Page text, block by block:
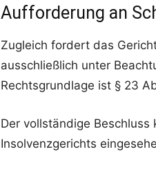
Aufforderung an
Zugleich fordert das
ausschließlich unter
Rechtsgrundlage ist § 23
Der vollständige
Insolvenzgerichts